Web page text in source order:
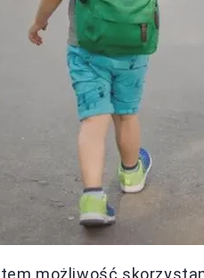
możliwość